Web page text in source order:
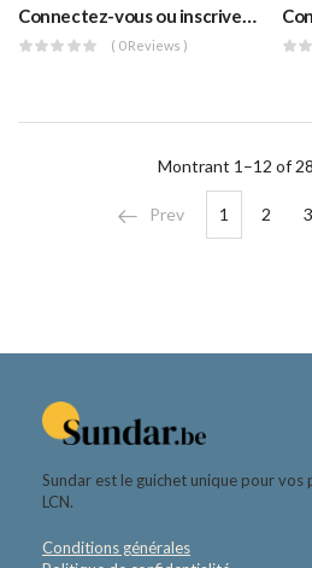
Connectez-vous ou inscrivez-vous pour voir les prix
( 0 Reviews )
Montrant 1–12 of 28
Prev 1 2 3
Sundar est le guichet unique pour
LCN.
Conditions générales